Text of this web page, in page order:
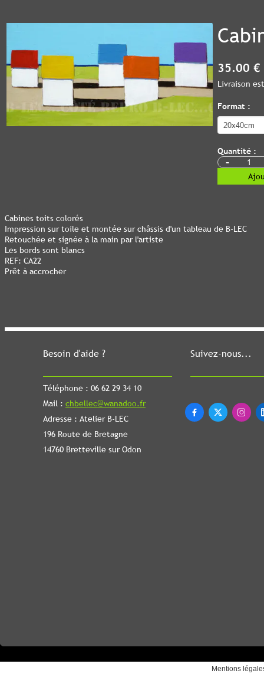
Besoin d'aide ?
Téléphone : 06 62 29 34 10
Mail : chbellec@wanadoo.fr
Adresse : Atelier B-LEC
196 Route de Bretagne
14760 Bretteville sur Odon
Suivez-nous...
  
35.00 €
Livraison
Format :
Quantité :
-
Cabines toits colorés
Impression sur toile et montée sur châssis d'un tableau de B-LEC
Retouchée et signée à la main par l'artiste
Les bords sont blancs
REF: CA22
Prêt à accrocher
Mentions